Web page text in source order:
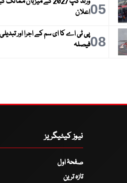
05اعلان
08پی ٹی اے کا ای سم کے اجرا اور
فیصلہ
نیوز کیٹیگریز
صفحۂ اول
تازہ ترین